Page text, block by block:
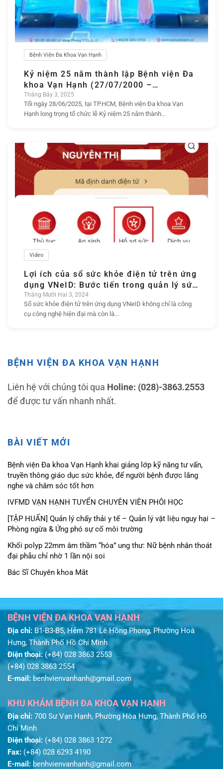
Bệnh Viện Đa Khoa Vạn Hạnh
Kỷ niệm 25 năm thành lập Bệnh viện Đa
khoa Vạn Hạnh (27/07/2000 –
27/07/2025)
Tháng Bảy 3, 2025
Tối ngày 28/06/2025, tại TP.HCM, Bệnh viện Đa khoa Vạn
Hạnh long trọng tổ chức lễ Kỷ niệm 25 năm thành...
Video
Lợi ích của sổ sức khỏe điện tử trên ứng
dụng VNeID: Bước tiến trong quản lý sức
khỏe cá nhân
Tháng Mười Hai 3, 2024
Sổ sức khỏe điện tử trên ứng dụng VNeID không chỉ là công
cụ công nghệ hiện đại mà còn là...
BỆNH VIỆN ĐA KHOA VẠN HẠNH
Liên hệ với chúng tôi qua Holine: (028)-3863.2553
để được tư vấn nhanh nhất.
BÀI VIẾT MỚI
Bệnh viện Đa khoa Vạn Hạnh khai giảng lớp kỹ năng tư vấn,
truyền thông giáo dục sức khỏe, để người bệnh được lắng
nghe và chăm sóc tốt hơn
IVFMD VẠN HẠNH TUYỂN CHUYÊN VIÊN PHÔI HỌC
[TẬP HUẤN] Quản lý chấy thải y tế – Quản lý vật liệu nguy hại –
Phòng ngừa & Ứng phó sự cố môi trường
Khối polyp 22mm âm thầm “hóa” ung thư: Nữ bệnh nhân thoát
đại phẫu chỉ nhờ 1 lần nội soi
Bác Sĩ Chuyên khoa Mắt
BỆNH VIỆN ĐA KHOA VẠN HẠNH
Địa chỉ: B1-B3-B5, Hẻm 781 Lê Hồng Phong, Phường Hoà
Hưng, Thành Phố Hồ Chí Minh
Điện thoại: (+84) 028 3863 2553
(+84) 028 3863 2554
E-mail: benhvienvanhanh@gmail.com
KHU KHÁM BỆNH ĐA KHOA VẠN HẠNH
Địa chỉ: 700 Sư Vạn Hạnh, Phường Hòa Hưng, Thành Phố Hồ
Chí Minh
Điện thoại: (+84) 028 3863 1272
Fax: (+84) 028 6293 4190
E-mail: benhvienvanhanh@gmail.com